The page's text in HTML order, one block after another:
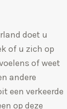
doet u
of u zich op
of weet
andere
een verkeerde
op deze